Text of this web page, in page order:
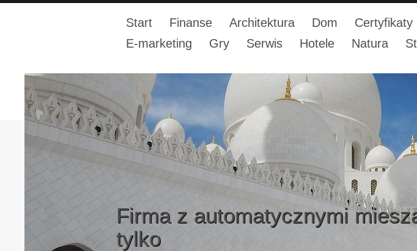
Start Finanse Architektura Dom Certyfikaty
E-marketing
Gry Serwis Hotele Natura
Firma z automatycznymi
tylko